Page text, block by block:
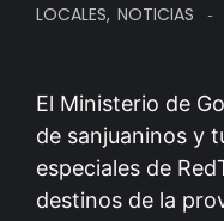
LOCALES, NOTICIAS -
El Ministerio de
de sanjuaninos y
especiales de
destinos de la